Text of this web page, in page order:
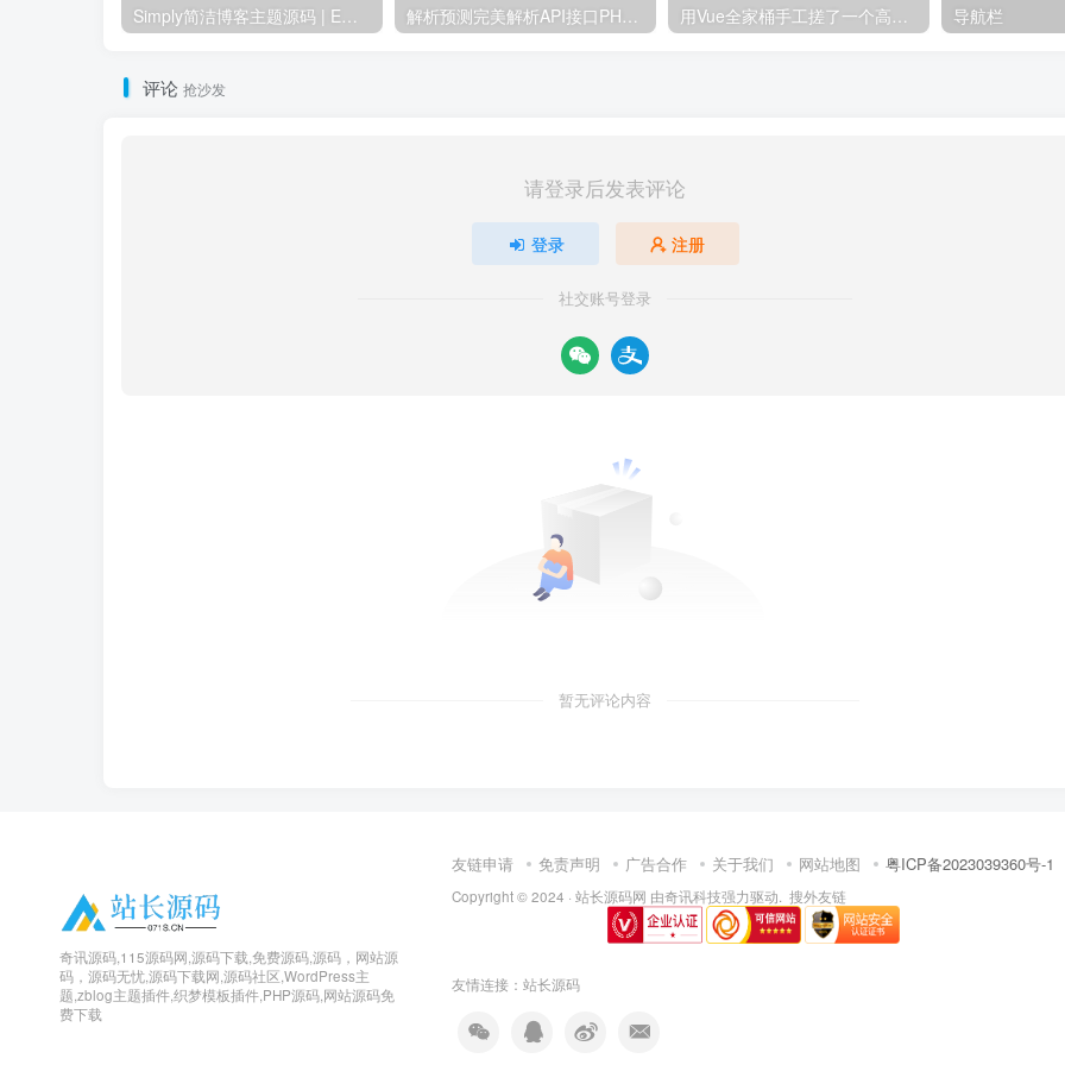
解析预测完美解析API接口PHP源码8124 导航栏
评论 抢沙发
请登录后发表评论
登录 注册
社交账号登录
暂无评论内容
奇讯源码,115源码网,源码下载,免费源码,源码，网站源
码，源码无忧,源码下载网,源码社区,WordPress主
题,zblog主题插件,织梦模板插件,PHP源码,网站源码免
费下载
友链申请 免责声明 广告合作 关于我们 网站地图 粤ICP备2023039360号-1
Copyright © 2024 · 站长源码网 由奇讯科技强力驱动. 搜外友链
友情连接： 站长源码